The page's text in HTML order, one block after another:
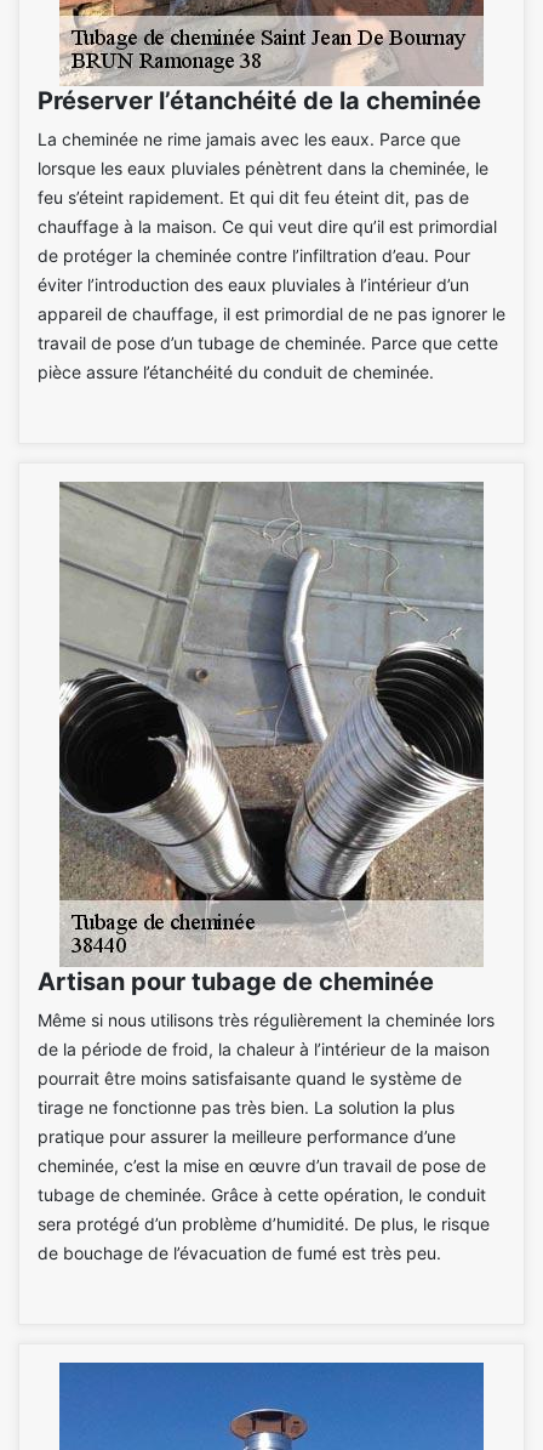
Préserver l’étanchéité de la cheminée
La cheminée ne rime jamais avec les eaux. Parce que
lorsque les eaux pluviales pénètrent dans la cheminée, le
feu s’éteint rapidement. Et qui dit feu éteint dit, pas de
chauffage à la maison. Ce qui veut dire qu’il est primordial
de protéger la cheminée contre l’infiltration d’eau. Pour
éviter l’introduction des eaux pluviales à l’intérieur d’un
appareil de chauffage, il est primordial de ne pas ignorer le
travail de pose d’un tubage de cheminée. Parce que cette
pièce assure l’étanchéité du conduit de cheminée.
Artisan pour tubage de cheminée
Même si nous utilisons très régulièrement la cheminée lors
de la période de froid, la chaleur à l’intérieur de la maison
pourrait être moins satisfaisante quand le système de
tirage ne fonctionne pas très bien. La solution la plus
pratique pour assurer la meilleure performance d’une
cheminée, c’est la mise en œuvre d’un travail de pose de
tubage de cheminée. Grâce à cette opération, le conduit
sera protégé d’un problème d’humidité. De plus, le risque
de bouchage de l’évacuation de fumé est très peu.